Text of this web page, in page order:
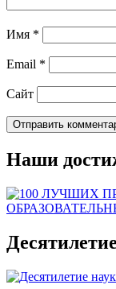
Имя *
Email *
Сайт
Наши